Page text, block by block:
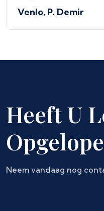
Venlo, P. Demir
Heeft U
Neem vandaag nog